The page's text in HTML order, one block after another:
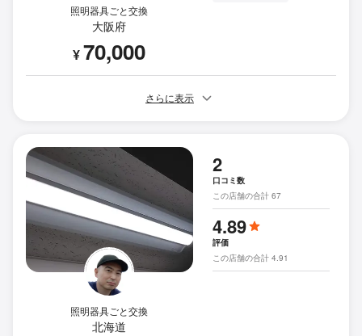
照明器具ごと交換
大阪府
¥70,000
さらに表示
照明器具ごと交換
北海道
2
口コミ数
この店舗の合計 67
4.89
評価
この店舗の合計 4.91